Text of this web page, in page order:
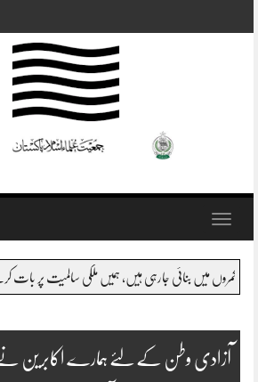
content
Toggle
ہے، وزیر اعظم صاحب کو اگر بتایا جائے
آزادی وطن کے لئے ہمارے اکابرین